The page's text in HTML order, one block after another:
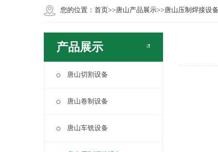
您的位置： 首页>>唐山产品展示>>唐山压制焊接设
产品展示
唐山切割设备
唐山卷制设备
唐山车铣设备